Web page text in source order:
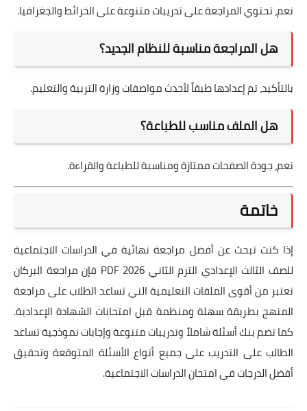
نعم، تحتوي المراجعة على تدريبات متنوعة على الخرائط والجغرافيا.
هل المراجعة مناسبة للنظام الجديد؟
بالتأكيد، تم إعدادها طبقاً لأحدث مواصفات وزارة التربية والتعليم.
هل الملف مناسب للطباعة؟
نعم، جودة الصفحات ممتازة ومناسبة للطباعة والقراءة.
خاتمة
إذا كنت تبحث عن أفضل مراجعة نهائية في الدراسات الاجتماعية
للصف الثالث الإعدادي الترم الثاني 2026 PDF فإن مراجعة البركان
تعتبر من أقوى الملفات التعليمية التي تساعد الطلاب على مراجعة
المنهج بطريقة سهلة ومنظمة قبل امتحانات الشهادة الإعدادية.
كما تضم بنك أسئلة شاملاً وتدريبات متنوعة وإجابات نموذجية تساعد
الطالب على التدريب على جميع أنواع الأسئلة المتوقعة وتحقيق
أفضل الدرجات في امتحان الدراسات الاجتماعية.